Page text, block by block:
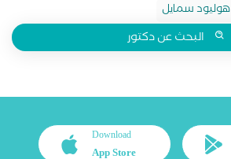
هوليود سمايل
البحث عن دكتور
Download
App Store